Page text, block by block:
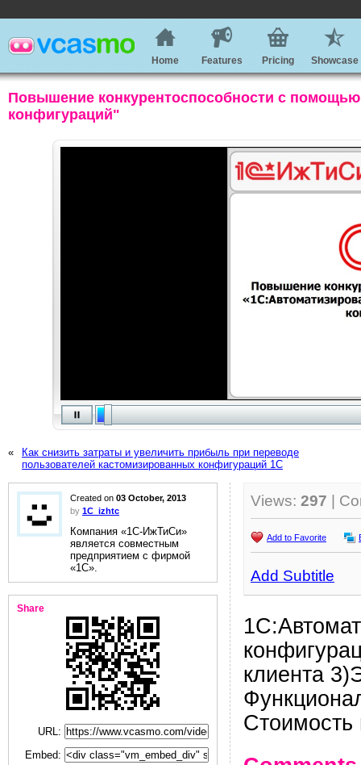
Home Features Pricing Showcase
Повышение конкурентоспособности с
конфигураций"
«
Как снизить затраты и увеличить прибыль при переводе
пользователей кастомизированных конфигураций 1С
Created on 03 October, 2013
by 1C_izhtc
Компания «1С-ИжТиСи»
является совместным
предприятием с фирмой
«1С».
Share
URL:
Embed:
Views: 297 |
Add to Favorite
Add Subtitle
клиента
Стоимость